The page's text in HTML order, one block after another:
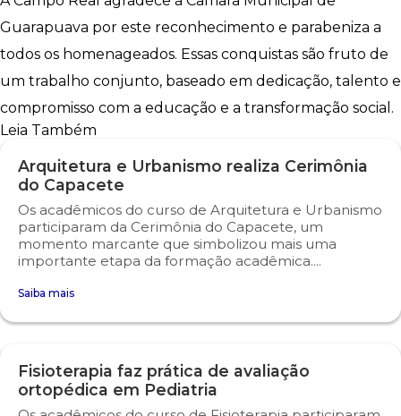
Guarapuava por este reconhecimento e parabeniza a
todos os homenageados. Essas conquistas são fruto de
um trabalho conjunto, baseado em dedicação, talento e
compromisso com a educação e a transformação social.
Leia Também
Arquitetura e Urbanismo realiza Cerimônia
do Capacete
Os acadêmicos do curso de Arquitetura e Urbanismo
participaram da Cerimônia do Capacete, um
momento marcante que simbolizou mais uma
importante etapa da formação acadêmica....
Saiba mais
Fisioterapia faz prática de avaliação
ortopédica em Pediatria